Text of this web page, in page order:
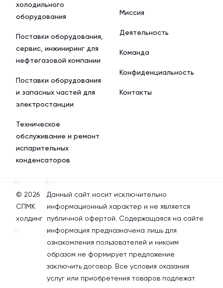
холодильного
оборудования
Поставки оборудования,
сервис, инжиниринг для
нефтегазовой компании
Поставки оборудования
и запасных частей для
электростанции
Техническое
обслуживание и ремонт
испарительных
конденсаторов
Миссия
Деятельность
Команда
Конфиденциальность
Контакты
© 2026
СПМК
холдинг
Данный сайт носит исключительно
информационный характер и не является
публичной офертой. Содержащаяся на сайте
информация предназначена лишь для
ознакомления пользователей и никоим
образом не формирует предложение
заключить договор. Все условия оказания
услуг или приобретения товаров подлежат